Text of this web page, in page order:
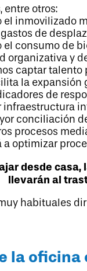
entre otros:
el inmovilizado
de
el consumo de
organizativa y
captar
la expansión
de
infraestructura
conciliación
procesos
optimizar
desde
llevarán al
habituales
la